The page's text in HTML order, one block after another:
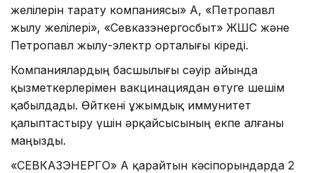
желілерін тарату компаниясы» АҚ, «Петропавл
жылу желілері», «Севказэнергосбыт» ЖШС және
Петропавл жылу-электр орталығы кіреді.
Компаниялардың басшылығы сәуір айында
қызметкерлерімен вакцинациядан өтуге шешім
қабылдады. Өйткені ұжымдық иммунитет
қалыптастыру үшін әрқайсысының екпе алғаны
маңызды.
«СЕВКАЗЭНЕРГО» АҚ қарайтын кәсіпорындарда 2